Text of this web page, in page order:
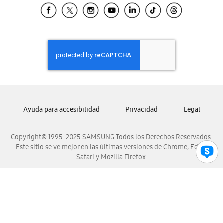
Samsung El Salvador
Samsung Honduras
Samsung Nicaragua
Samsung Panamá
Samsung Venezuela
Copyright© 1995-2025 SAMSUNG Todos los Derechos Reservados.
Este sitio se ve mejor en las últimas versiones de Chrome, Edge,
Safari y Mozilla Firefox.
Ayuda para accesibilidad Privacidad Legal